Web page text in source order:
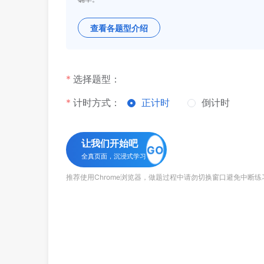
查看各题型介绍
选择题型：
计时方式：
正计时 倒计时
让我们开始吧
全真页面，沉浸式学习GO
推荐使用Chrome浏览器，做题过程中请勿切换窗口避免中断练